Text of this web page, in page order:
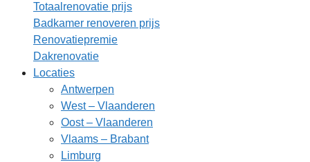
Totaalrenovatie prijs
Badkamer renoveren prijs
Renovatiepremie
Dakrenovatie
Locaties
Antwerpen
West – Vlaanderen
Oost – Vlaanderen
Vlaams – Brabant
Limburg